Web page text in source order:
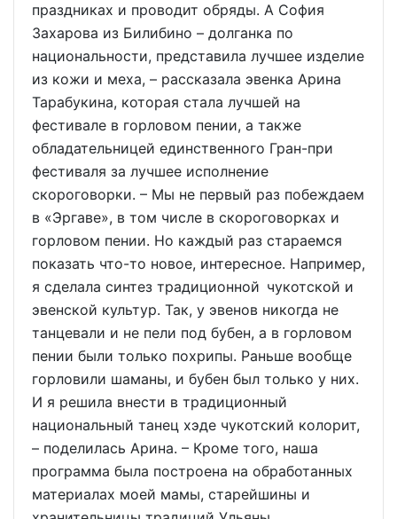
праздниках и проводит обряды. А София
Захарова из Билибино – долганка по
национальности, представила лучшее изделие
из кожи и меха, – рассказала эвенка Арина
Тарабукина, которая стала лучшей на
фестивале в горловом пении, а также
обладательницей единственного Гран-при
фестиваля за лучшее исполнение
скороговорки. – Мы не первый раз побеждаем
в «Эргаве», в том числе в скороговорках и
горловом пении. Но каждый раз стараемся
показать что-то новое, интересное. Например,
я сделала синтез традиционной чукотской и
эвенской культур. Так, у эвенов никогда не
танцевали и не пели под бубен, а в горловом
пении были только похрипы. Раньше вообще
горловили шаманы, и бубен был только у них.
И я решила внести в традиционный
национальный танец хэде чукотский колорит,
– поделилась Арина. – Кроме того, наша
программа была построена на обработанных
материалах моей мамы, старейшины и